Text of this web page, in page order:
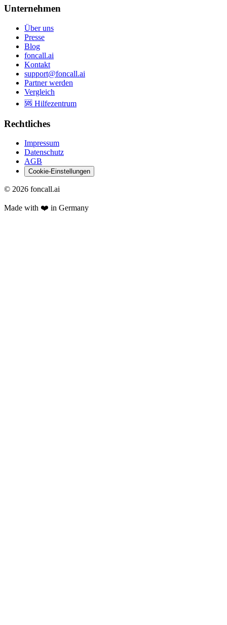
Unternehmen
Über uns
Presse
Blog
foncall.ai
Kontakt
support@foncall.ai
Partner werden
Vergleich
🆘 Hilfezentrum
Rechtliches
Impressum
Datenschutz
AGB
Cookie-Einstellungen
© 2026 foncall.ai
Made with ❤️ in Germany